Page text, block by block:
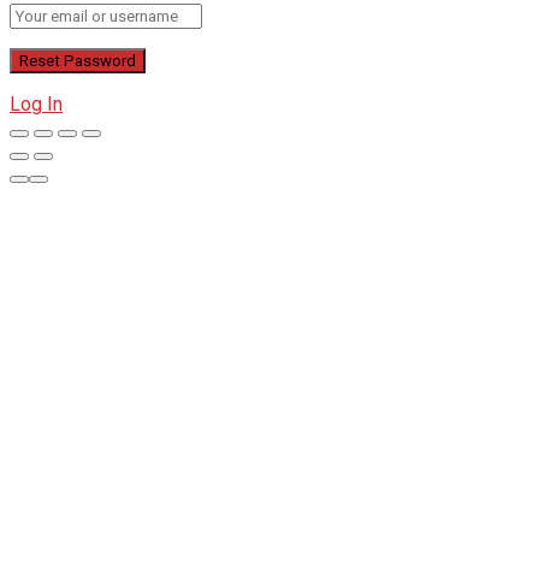
Log In